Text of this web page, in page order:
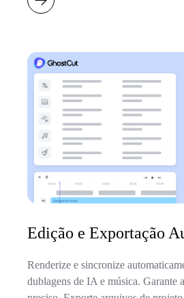
Edição e Exportação
Renderize e sincronize
dublagens de IA e música. Garante